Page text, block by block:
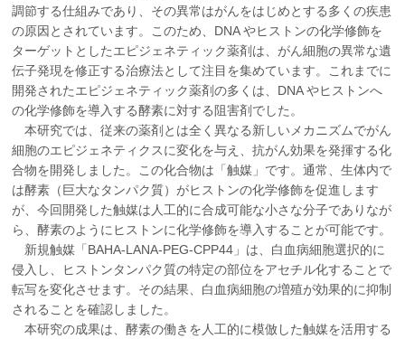
調節する仕組みであり、その異常はがんをはじめとする多くの疾患
の原因とされています。このため、DNA やヒストンの化学修飾を
ターゲットとしたエピジェネティック薬剤は、がん細胞の異常な遺
伝子発現を修正する治療法として注目を集めています。これまでに
開発されたエピジェネティック薬剤の多くは、DNA やヒストンへ
の化学修飾を導入する酵素に対する阻害剤でした。
本研究では、従来の薬剤とは全く異なる新しいメカニズムでがん
細胞のエピジェネティクスに変化を与え、抗がん効果を発揮する化
合物を開発しました。この化合物は「触媒」です。通常、生体内で
は酵素（巨大なタンパク質）がヒストンの化学修飾を促進します
が、今回開発した触媒は人工的に合成可能な小さな分子でありなが
ら、酵素のようにヒストンに化学修飾を導入することが可能です。
新規触媒「BAHA-LANA-PEG-CPP44」は、白血病細胞選択的に
侵入し、ヒストンタンパク質の特定の部位をアセチル化することで
転写を変化させます。その結果、白血病細胞の増殖が効果的に抑制
されることを確認しました。
本研究の成果は、酵素の働きを人工的に模倣した触媒を活用する